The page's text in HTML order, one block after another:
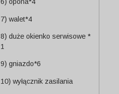
7) walet*4
8) duże okienko serwisowe *
1
9) gniazdo*6
10) wyłącznik zasilania